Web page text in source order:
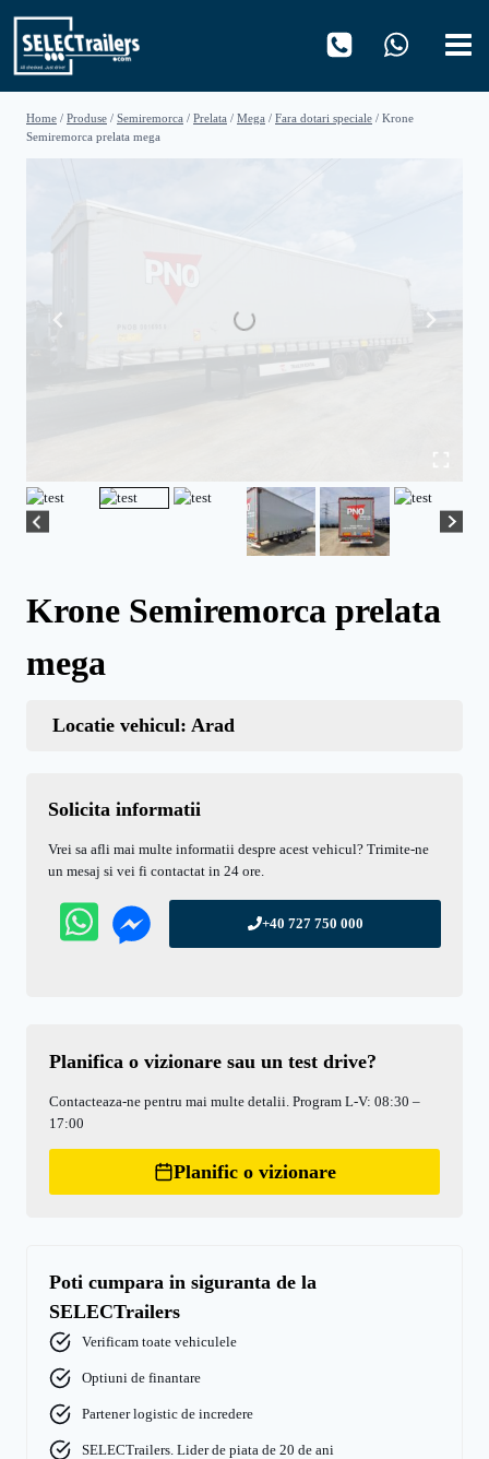
content
Home / Produse / Semiremorca / Prelata / Mega / Fara dotari speciale / Krone
Semiremorca prelata mega
Krone Semiremorca prelata
mega
Locatie vehicul: Arad
Solicita informatii
Vrei sa afli mai multe informatii despre acest vehicul? Trimite-ne
un mesaj si vei fi contactat in 24 ore.
+40 727 750 000
Planifica o vizionare sau un test drive?
Contacteaza-ne pentru mai multe detalii. Program L-V: 08:30 –
17:00
Planific o vizionare
Poti cumpara in siguranta de la
SELECTrailers
Verificam toate vehiculele
Optiuni de finantare
Partener logistic de incredere
SELECTrailers. Lider de piata de 20 de ani